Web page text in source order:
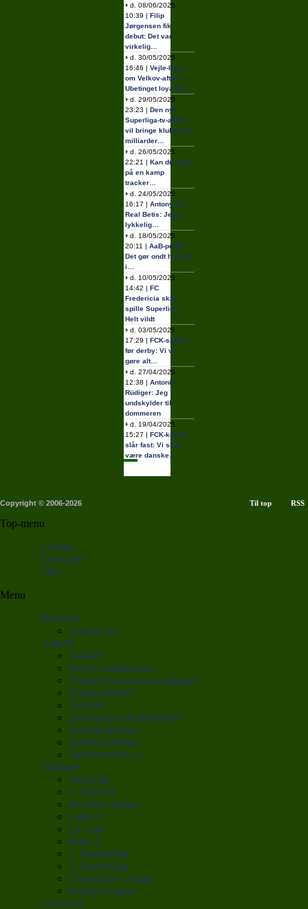
d. 08/06/2025
10:39 | Filip
Jørgensen fik
debut: Det var
virkelig…
d. 30/05/2025
16:46 | Vejle-boss
om Velkov-aftale:
Ubetinget loyalitet
d. 29/05/2025
23:23 | Den nye
Superliga-tv-aftale
vil bringe klubberne
milliarder…
d. 26/05/2025
22:21 | Kan du stole
på en kamp
tracker…
d. 24/05/2025
16:17 | Antony om
Real Betis: Jeg er
lykkelig…
d. 18/05/2025
20:11 | AaB-profil:
Det gør ondt helt ind
i…
d. 10/05/2025
14:42 | FC
Fredericia skal
spille Superliga:
Helt vildt
d. 03/05/2025
17:29 | FCK-spiller
før derby: Vi vil
gøre alt…
d. 27/04/2025
12:38 | Antonio
Rüdiger: Jeg
undskylder til
dommeren
d. 19/04/2025
15:27 | FCK-komet
slår fast: Vi skal
være danske…
Copyright © 2006-2026 Til top RSS
Top-menu
Forside
Livescore
Søg
Menu
Nyheder
Seneste nyt
Artikler
Artikler
Vejret i København
Transfervindue-gennemgange
Klubportrætter
Toplister
Danmarks fodboldhistorie
Talentportrætter
Spillerportrætter
Spillerinterviews
Stillinger
Superliga
1. division
Premier League
Ligue 1
La Liga
Serie A
1. Bundesliga
2. Bundesliga
Champions League
Europa League
Livescore